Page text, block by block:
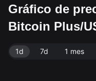
Gráfico de
Bitcoin Plus/
1d 7d 1 mes